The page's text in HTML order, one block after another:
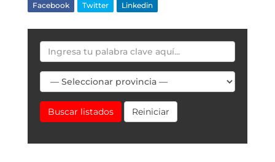
Facebook Twitter Linkedin
Buscar listados Reiniciar